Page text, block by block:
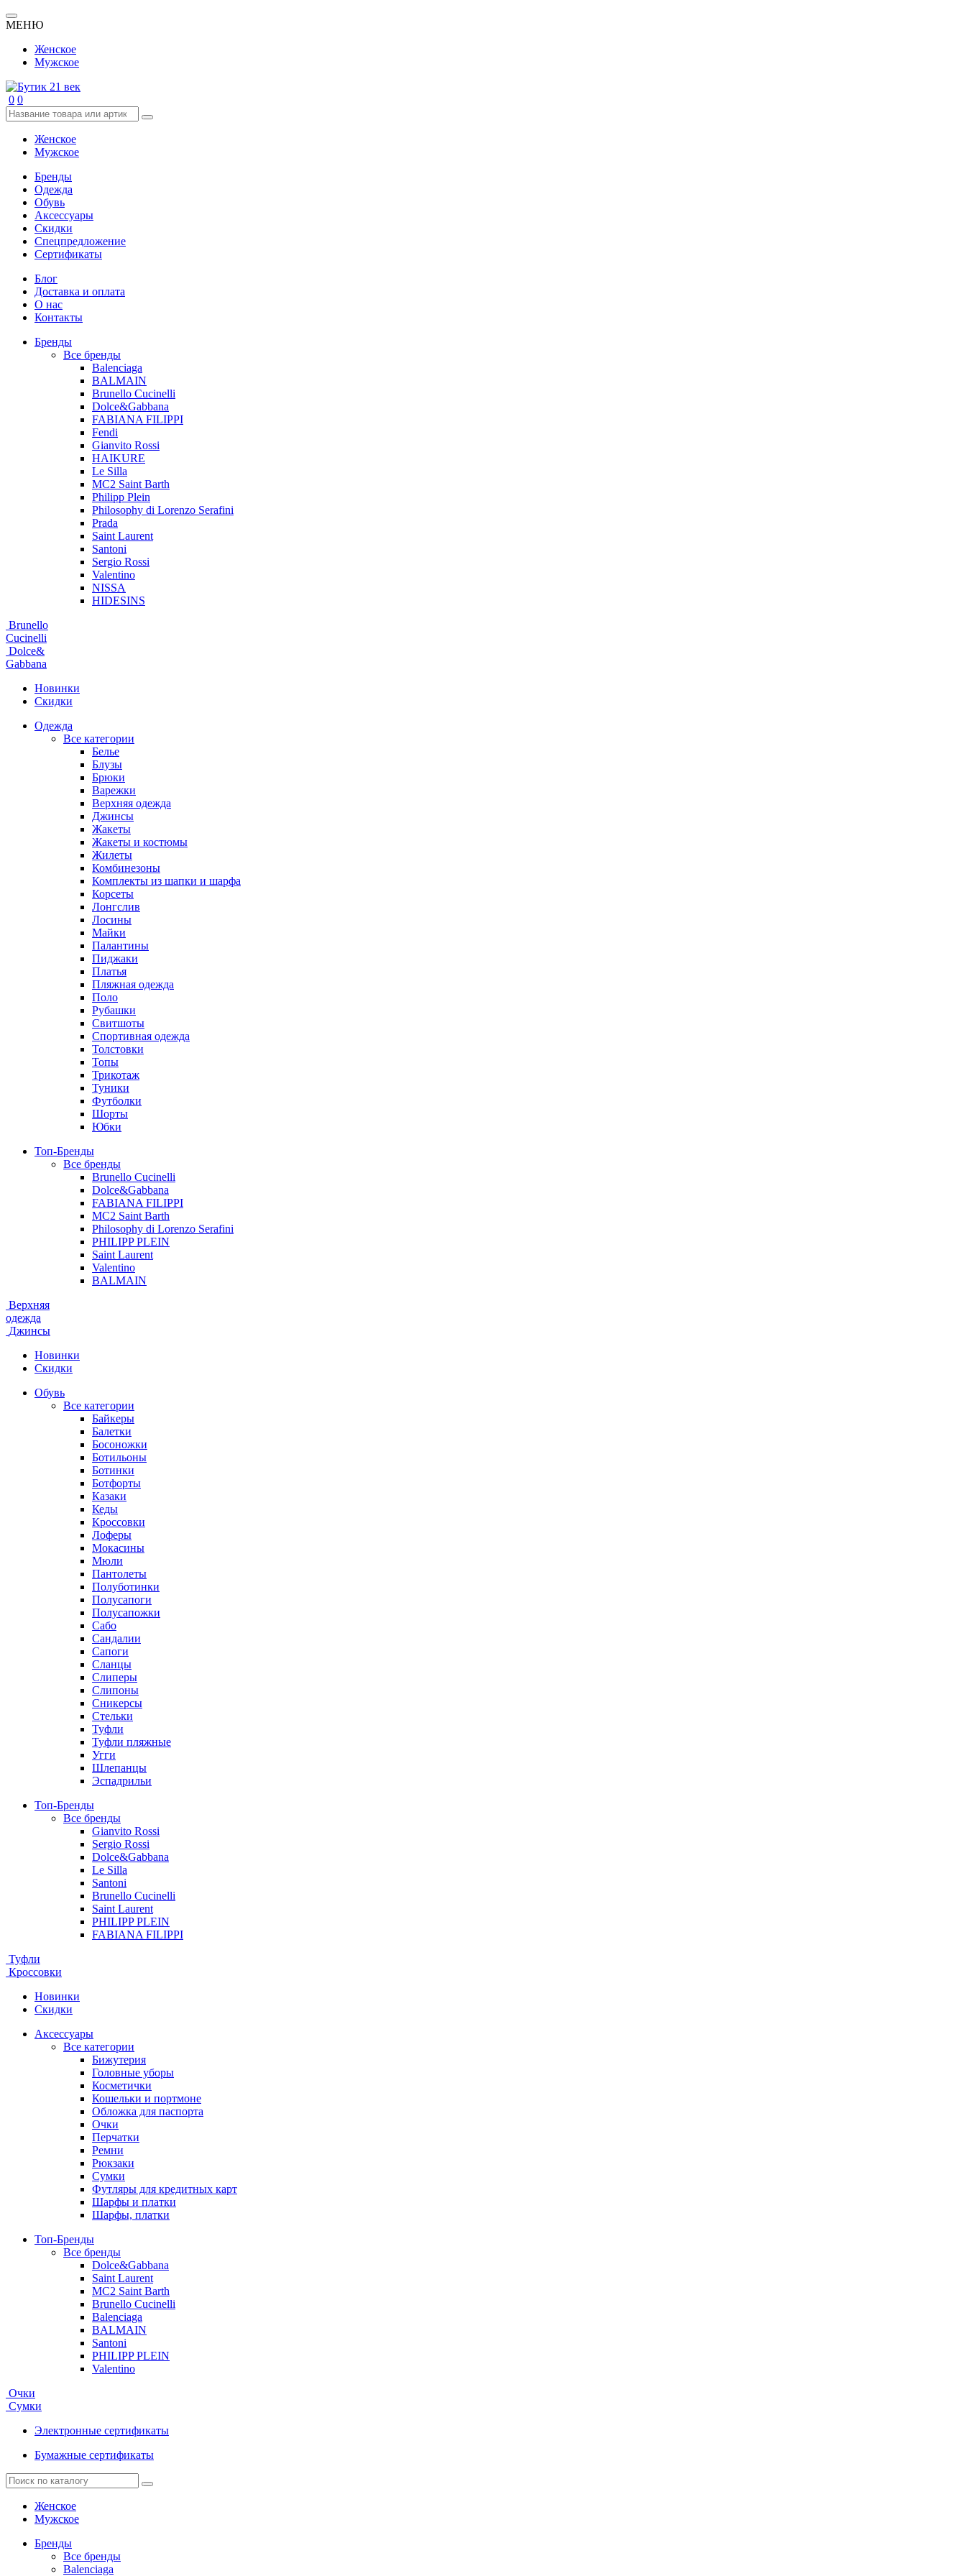
МЕНЮ
Женское
Мужское
0 0
Женское
Мужское
Бренды
Одежда
Обувь
Аксессуары
Скидки
Спецпредложение
Сертификаты
Блог
Доставка и оплата
О нас
Контакты
Бренды
Все бренды
Balenciaga
BALMAIN
Brunello Cucinelli
Dolce&Gabbana
FABIANA FILIPPI
Fendi
Gianvito Rossi
HAIKURE
Le Silla
MC2 Saint Barth
Philipp Plein
Philosophy di Lorenzo Serafini
Prada
Saint Laurent
Santoni
Sergio Rossi
Valentino
NISSA
HIDESINS
Brunello
Cucinelli
Dolce&
Gabbana
Новинки
Скидки
Одежда
Все категории
Белье
Блузы
Брюки
Варежки
Верхняя одежда
Джинсы
Жакеты
Жакеты и костюмы
Жилеты
Комбинезоны
Комплекты из шапки и шарфа
Корсеты
Лонгслив
Лосины
Майки
Палантины
Пиджаки
Платья
Пляжная одежда
Поло
Рубашки
Свитшоты
Спортивная одежда
Толстовки
Топы
Трикотаж
Туники
Футболки
Шорты
Юбки
Топ-Бренды
Все бренды
Brunello Cucinelli
Dolce&Gabbana
FABIANA FILIPPI
MC2 Saint Barth
Philosophy di Lorenzo Serafini
PHILIPP PLEIN
Saint Laurent
Valentino
BALMAIN
Верхняя
одежда
Джинсы
Новинки
Скидки
Обувь
Все категории
Байкеры
Балетки
Босоножки
Ботильоны
Ботинки
Ботфорты
Казаки
Кеды
Кроссовки
Лоферы
Мокасины
Мюли
Пантолеты
Полуботинки
Полусапоги
Полусапожки
Сабо
Сандалии
Сапоги
Сланцы
Слиперы
Слипоны
Сникерсы
Стельки
Туфли
Туфли пляжные
Угги
Шлепанцы
Эспадрильи
Топ-Бренды
Все бренды
Gianvito Rossi
Sergio Rossi
Dolce&Gabbana
Le Silla
Santoni
Brunello Cucinelli
Saint Laurent
PHILIPP PLEIN
FABIANA FILIPPI
Туфли
Кроссовки
Новинки
Скидки
Аксессуары
Все категории
Бижутерия
Головные уборы
Косметички
Кошельки и портмоне
Обложка для паспорта
Очки
Перчатки
Ремни
Рюкзаки
Сумки
Футляры для кредитных карт
Шарфы и платки
Шарфы, платки
Топ-Бренды
Все бренды
Dolce&Gabbana
Saint Laurent
MC2 Saint Barth
Brunello Cucinelli
Balenciaga
BALMAIN
Santoni
PHILIPP PLEIN
Valentino
Очки
Сумки
Электронные сертификаты
Бумажные сертификаты
Женское
Мужское
Бренды
Все бренды
Balenciaga